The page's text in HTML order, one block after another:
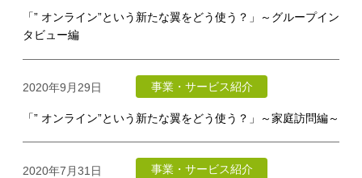
「” オンライン”という新たな翼をどう使う？」～グループイン
タビュー編
2020年9月29日 事業・サービス紹介
「” オンライン”という新たな翼をどう使う？」～家庭訪問編～
2020年7月31日 事業・サービス紹介